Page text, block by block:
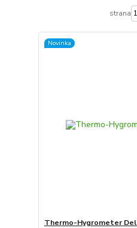
strana
Novinka
Thermo-Hygrometer